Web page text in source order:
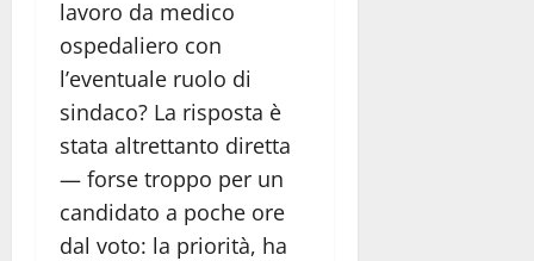
lavoro da medico
ospedaliero con
l’eventuale ruolo di
sindaco? La risposta è
stata altrettanto diretta
— forse troppo per un
candidato a poche ore
dal voto: la priorità, ha